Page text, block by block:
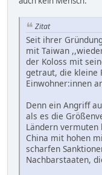
Zitat
Seit ihrer
mit Taiwan
der Koloss mit
getraut, die kleine
Einwohner:innen
Denn ein Angriff
als es die
Ländern vermuten
China mit hohen
scharfen
Nachbarstaaten,